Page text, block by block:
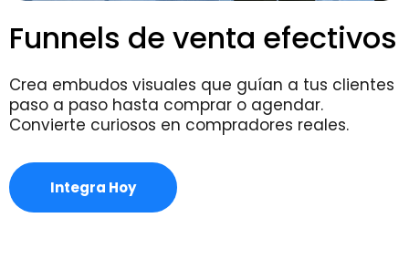
Funnels de venta efectivos
Crea embudos visuales que guían a tus clientes
paso a paso hasta comprar o agendar.
Convierte curiosos en compradores reales.
Integra Hoy